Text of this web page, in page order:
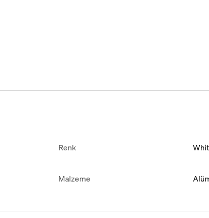
Renk
Malzeme